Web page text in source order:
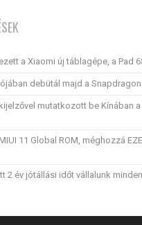
a Xiaomi új táblagépe, a Pad
debütál majd a Snapdragon
mutatkozott be Kínában
11 Global ROM, méghozzá
2 év jótállási időt vállalunk minden